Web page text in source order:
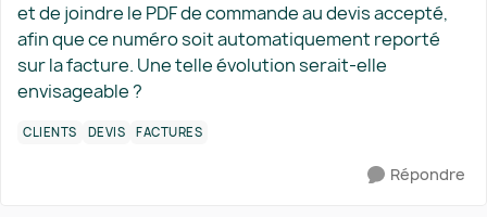
et de joindre le PDF de commande au devis accepté,
afin que ce numéro soit automatiquement reporté
sur la facture. Une telle évolution serait-elle
envisageable ?
CLIENTS DEVIS FACTURES
Répondre